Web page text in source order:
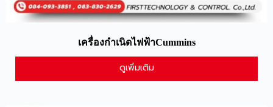
เครื่องกำเนิดไฟฟ้าCummins
ดูเพิ่มเติม